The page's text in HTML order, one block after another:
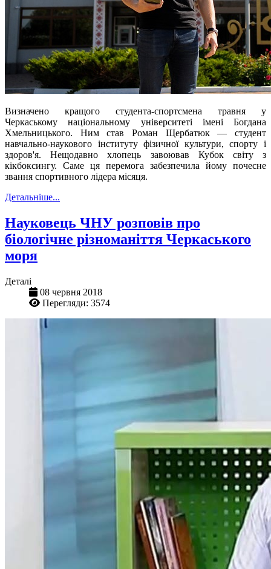
Визначено кращого студента-спортсмена травня у
Черкаському національному університеті імені Богдана
Хмельницького. Ним став Роман Щербатюк — студент
навчально-наукового інститутуфізичної культури, спорту і
здоров'я.Нещодавно хлопець завоював Кубок світу з
кікбоксингу. Саме ця перемога забезпечила йому почесне
звання спортивного лідера місяця.
Детальніше...
Науковець ЧНУ розповів про
біологічне різноманіття Черкаського
моря
Деталі
08 червня 2018
Перегляди: 3574